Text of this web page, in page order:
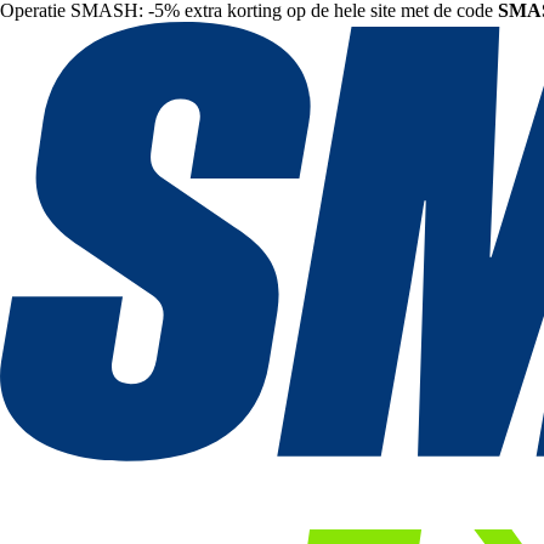
Operatie SMASH: -5% extra korting op de hele site met de code